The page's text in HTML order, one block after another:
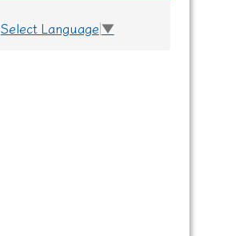
Select Language ▼